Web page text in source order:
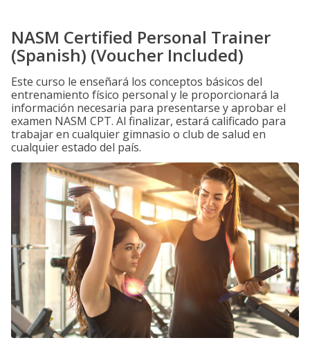
NASM Certified Personal Trainer
(Spanish) (Voucher Included)
Este curso le enseñará los conceptos básicos del
entrenamiento físico personal y le proporcionará la
información necesaria para presentarse y aprobar el
examen NASM CPT. Al finalizar, estará calificado para
trabajar en cualquier gimnasio o club de salud en
cualquier estado del país.